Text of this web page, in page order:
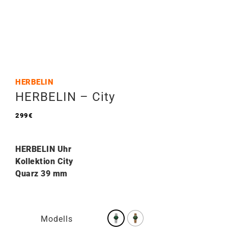
HERBELIN
HERBELIN – City
299€
HERBELIN Uhr
Kollektion City
Quarz 39 mm
Modells